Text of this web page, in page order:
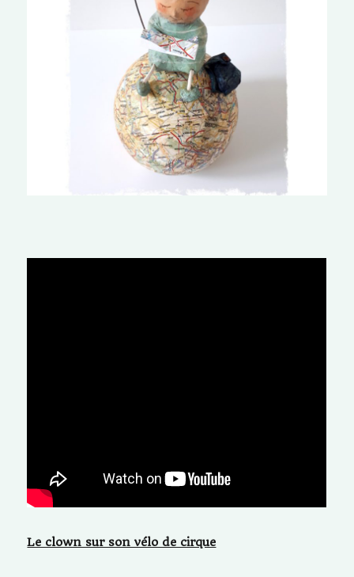
Le clown sur son vélo de cirque